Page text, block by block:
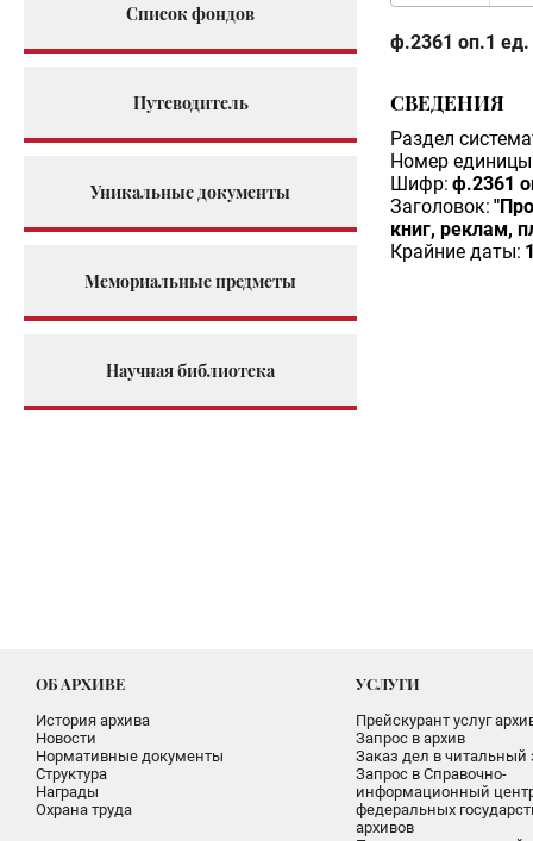
Список фондов
Путеводитель
Уникальные документы
Мемориальные предметы
Научная библиотека
ф.2361 оп.1 ед.
СВЕДЕНИЯ
Раздел
Номер единицы
Шифр: ф.2361
Заголовок:
книг, реклам,
Крайние даты:
ОБ АРХИВЕ
История архива
Новости
Нормативные документы
Структура
Награды
Охрана труда
УСЛУГИ
Прейскурант услуг
Запрос в архив
Заказ дел в читальный
Запрос в Справочно-
информационный
федеральных
архивов